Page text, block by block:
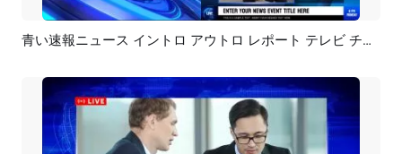
プレビュー AI再生成 青い速報ニュース イントロ アウトロ レポート テレビ チャンネル 背景